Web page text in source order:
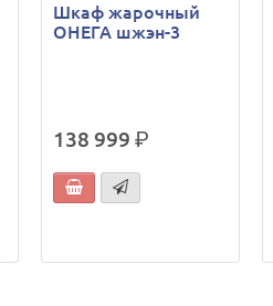
Шкаф жарочный
ОНЕГА шжэн-3
138 999 р.